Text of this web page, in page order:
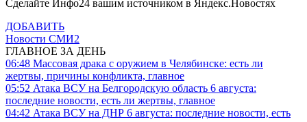
Сделайте Инфо24 вашим источником в Яндекс.Новостях
ДОБАВИТЬ
Новости СМИ2
ГЛАВНОЕ ЗА ДЕНЬ
06:48 Массовая драка с оружием в Челябинске: есть ли
жертвы, причины конфликта, главное
05:52 Атака ВСУ на Белгородскую область 6 августа:
последние новости, есть ли жертвы, главное
04:42 Атака ВСУ на ДНР 6 августа: последние новости, есть